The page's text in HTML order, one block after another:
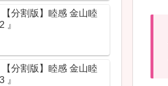
【分割版】睦感 金山睦
』
【分割版】睦感 金山睦
』